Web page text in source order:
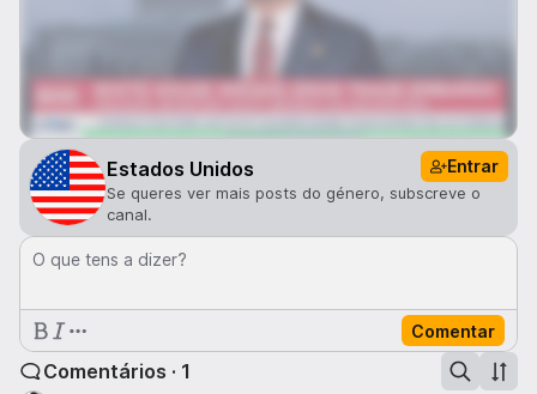
Estados Unidos Entrar
Se queres ver mais posts do género, subscreve o
canal.
O que tens a dizer?
Comentar
Comentários · 1